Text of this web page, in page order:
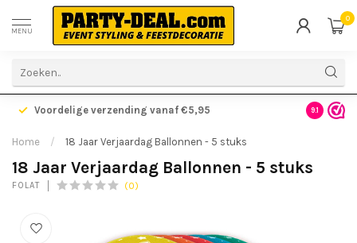
MENU
0
Voordelige verzending vanaf €5,95 Gratis
9.1
Home / 18 Jaar Verjaardag Ballonnen - 5 stuks
18 Jaar Verjaardag Ballonnen - 5 stuks
FOLAT (0)